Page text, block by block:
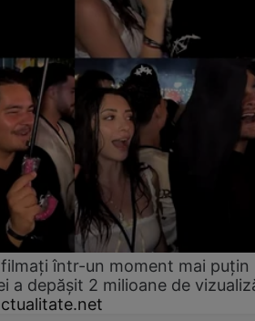
filmați într-un moment mai puțin
a depășit 2 milioane de